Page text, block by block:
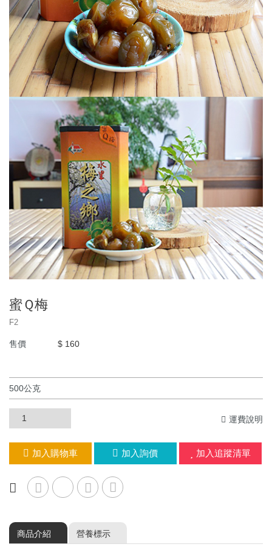
蜜Ｑ梅
F2
售價 $ 160
運費說明
加入購物車 加入詢價 加入追蹤清單
商品介紹 營養標示